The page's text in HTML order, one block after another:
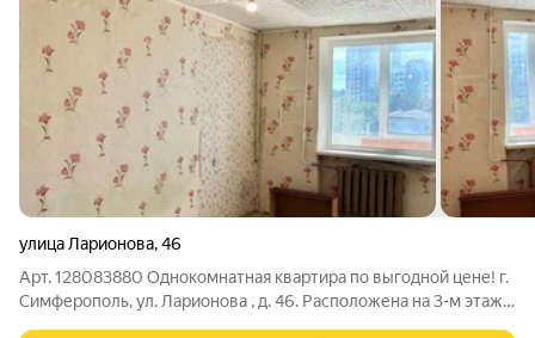
улица Ларионова,46
Арт. 128083880 Однокомнатная квартира по выгодной цене! г.
Симферополь, ул. Ларионова , д. 46. Расположена на 3-м этаже